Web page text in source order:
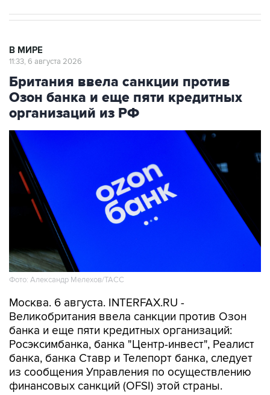
Британия ввела санкции против
Озон банка и еще пяти кредитных
организаций из РФ
Фото: Александр Мелехов/ТАСС
Москва. 6 августа. INTERFAX.RU -
банка и еще пяти кредитных организаций:
Росэксимбанка, банка "Центр-инвест", Реалист
банка, банка Ставр и Телепорт банка, следует
из сообщения Управления по осуществлению
финансовых санкций (OFSI) этой страны.
Новые санкции не повлияют на работу Озон